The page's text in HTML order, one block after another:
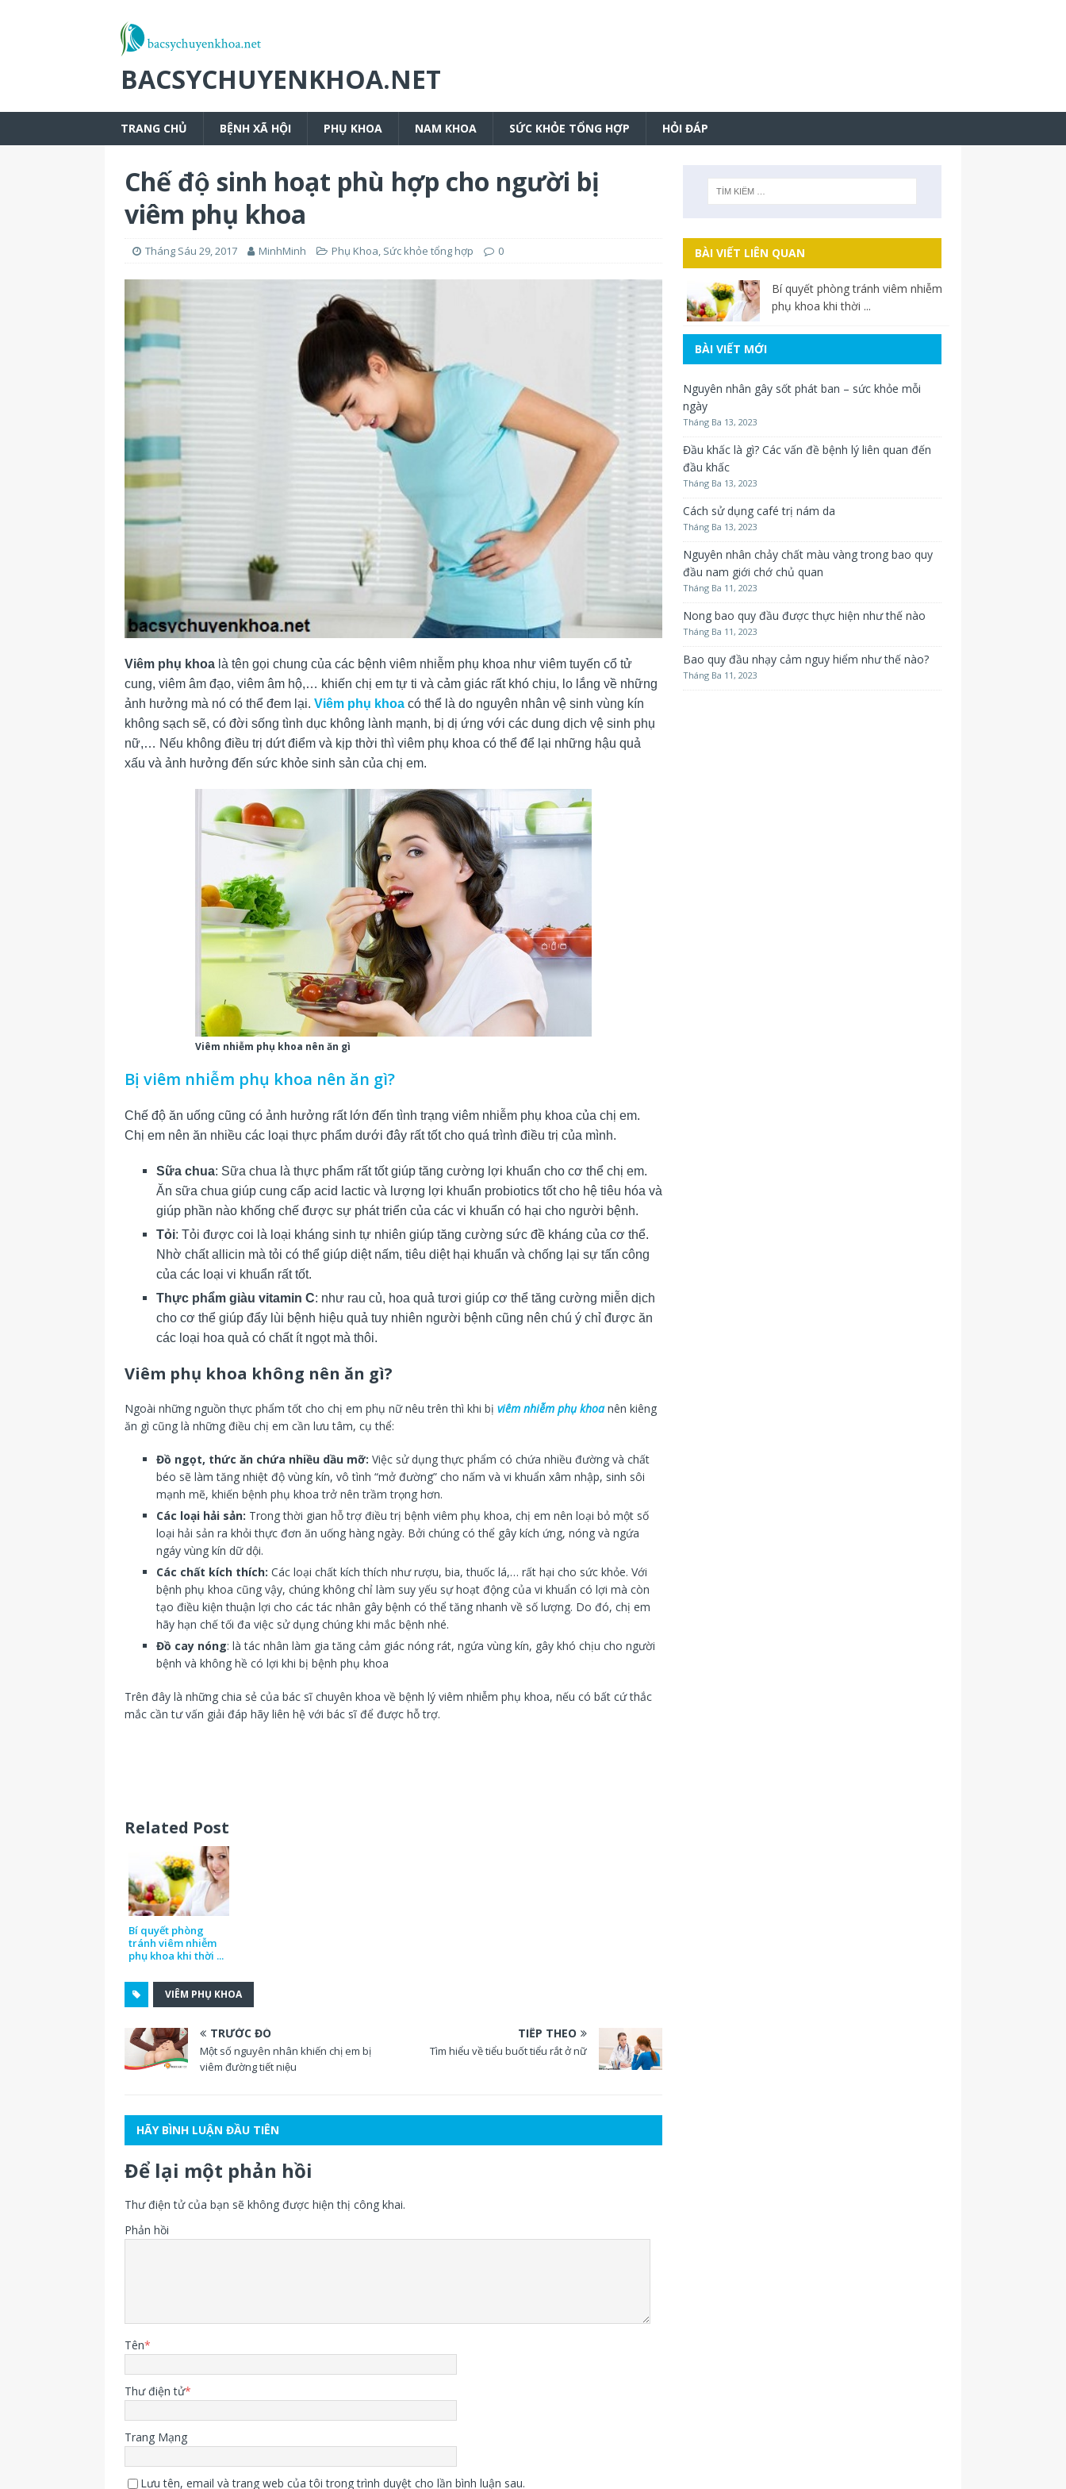
BACSYCHUYENKHOA.NET
TRANG CHỦ BỆNH XÃ HỘI PHỤ KHOA NAM KHOA SỨC KHỎE TỔNG HỢP HỎI ĐÁP
Chế độ sinh hoạt phù hợp cho người bị
viêm phụ khoa
Tháng Sáu 29, 2017 MinhMinh Phụ Khoa, Sức khỏe tổng hợp 0
Viêm phụ khoa là tên gọi chung của các bệnh viêm nhiễm phụ khoa như viêm tuyến cổ tử
cung, viêm âm đạo, viêm âm hộ,… khiến chị em tự ti và cảm giác rất khó chịu, lo lắng về những
ảnh hưởng mà nó có thể đem lại. Viêm phụ khoa có thể là do nguyên nhân vệ sinh vùng kín
không sạch sẽ, có đời sống tình dục không lành mạnh, bị dị ứng với các dung dịch vệ sinh phụ
nữ,… Nếu không điều trị dứt điểm và kịp thời thì viêm phụ khoa có thể để lại những hậu quả
xấu và ảnh hưởng đến sức khỏe sinh sản của chị em.
Viêm nhiễm phụ khoa nên ăn gì
Bị viêm nhiễm phụ khoa nên ăn gì?
Chế độ ăn uống cũng có ảnh hưởng rất lớn đến tình trạng viêm nhiễm phụ khoa của chị em.
Chị em nên ăn nhiều các loại thực phẩm dưới đây rất tốt cho quá trình điều trị của mình.
Sữa chua: Sữa chua là thực phẩm rất tốt giúp tăng cường lợi khuẩn cho cơ thể chị em.
Ăn sữa chua giúp cung cấp acid lactic và lượng lợi khuẩn probiotics tốt cho hệ tiêu hóa và
giúp phần nào khống chế được sự phát triển của các vi khuẩn có hại cho người bệnh.
Tỏi: Tỏi được coi là loại kháng sinh tự nhiên giúp tăng cường sức đề kháng của cơ thể.
Nhờ chất allicin mà tỏi có thể giúp diệt nấm, tiêu diệt hại khuẩn và chống lại sự tấn công
của các loại vi khuẩn rất tốt.
Thực phẩm giàu vitamin C: như rau củ, hoa quả tươi giúp cơ thể tăng cường miễn dịch
cho cơ thể giúp đẩy lùi bệnh hiệu quả tuy nhiên người bệnh cũng nên chú ý chỉ được ăn
các loại hoa quả có chất ít ngọt mà thôi.
Viêm phụ khoa không nên ăn gì?
Ngoài những nguồn thực phẩm tốt cho chị em phụ nữ nêu trên thì khi bị viêm nhiễm phụ khoanên kiêng
ăn gì cũng là những điều chị em cần lưu tâm, cụ thể:
Đồ ngọt, thức ăn chứa nhiều dầu mỡ: Việc sử dụng thực phẩm có chứa nhiều đường và chất
béo sẽ làm tăng nhiệt độ vùng kín, vô tình “mở đường” cho nấm và vi khuẩn xâm nhập, sinh sôi
mạnh mẽ, khiến bệnh phụ khoa trở nên trầm trọng hơn.
Các loại hải sản: Trong thời gian hỗ trợ điều trị bệnh viêm phụ khoa, chị em nên loại bỏ một số
loại hải sản ra khỏi thực đơn ăn uống hàng ngày. Bởi chúng có thể gây kích ứng, nóng và ngứa
ngáy vùng kín dữ dội.
Các chất kích thích: Các loại chất kích thích như rượu, bia, thuốc lá,… rất hại cho sức khỏe. Với
bệnh phụ khoa cũng vậy, chúng không chỉ làm suy yếu sự hoạt động của vi khuẩn có lợi mà còn
tạo điều kiện thuận lợi cho các tác nhân gây bệnh có thể tăng nhanh về số lượng. Do đó, chị em
hãy hạn chế tối đa việc sử dụng chúng khi mắc bệnh nhé.
Đồ cay nóng: là tác nhân làm gia tăng cảm giác nóng rát, ngứa vùng kín, gây khó chịu cho người
bệnh và không hề có lợi khi bị bệnh phụ khoa
Trên đây là những chia sẻ của bác sĩ chuyên khoa về bệnh lý viêm nhiễm phụ khoa, nếu có bất cứ thắc
mắc cần tư vấn giải đáp hãy liên hệ với bác sĩ để được hỗ trợ.
Related Post
Bí quyết phòng
tránh viêm nhiễm
phụ khoa khi thời ...
VIÊM PHỤ KHOA
TRƯỚC ĐÓ
Một số nguyên nhân khiến chị em bị
viêm đường tiết niệu
TIẾP THEO
Tìm hiểu về tiểu buốt tiểu rắt ở nữ
HÃY BÌNH LUẬN ĐẦU TIÊN
Để lại một phản hồi
Thư điện tử của bạn sẽ không được hiện thị công khai.
Phản hồi
Tên*
Thư điện tử*
Trang Mạng
Lưu tên, email và trang web của tôi trong trình duyệt cho lần bình luận sau.
BÀI VIẾT LIÊN QUAN
Bí quyết phòng tránh viêm nhiễm
phụ khoa khi thời ...
BÀI VIẾT MỚI
Nguyên nhân gây sốt phát ban – sức khỏe mỗi
ngày
Tháng Ba 13, 2023
Đầu khấc là gì? Các vấn đề bệnh lý liên quan đến
đầu khấc
Tháng Ba 13, 2023
Cách sử dụng café trị nám da
Tháng Ba 13, 2023
Nguyên nhân chảy chất màu vàng trong bao quy
đầu nam giới chớ chủ quan
Tháng Ba 11, 2023
Nong bao quy đầu được thực hiện như thế nào
Tháng Ba 11, 2023
Bao quy đầu nhạy cảm nguy hiểm như thế nào?
Tháng Ba 11, 2023